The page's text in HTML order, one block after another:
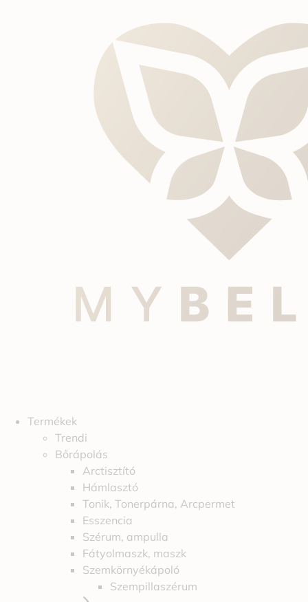
Termékek
Trendi
Bőrápolás
Arctisztító
Hámlasztó
Tonik, Tonerpárna, Arcpermet
Esszencia
Szérum, ampulla
Fátyolmaszk, maszk
Szemkörnyékápoló
Szempillaszérum